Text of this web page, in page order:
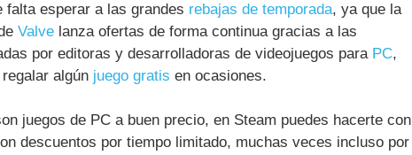
falta esperar a las grandes rebajas de temporada, ya que la
Valve lanza ofertas de forma continua gracias a las
por editoras y desarrolladoras de videojuegos para PC,
regalar algún juego gratis en ocasiones.
juegos de PC a buen precio, en Steam puedes hacerte con
descuentos por tiempo limitado, muchas veces incluso por